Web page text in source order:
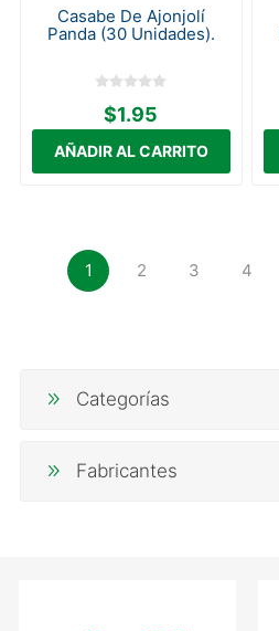
Casabe De Ajonjolí
Panda (30 Unidades).
$1.95
1 2 3 4
Categorías
Fabricantes